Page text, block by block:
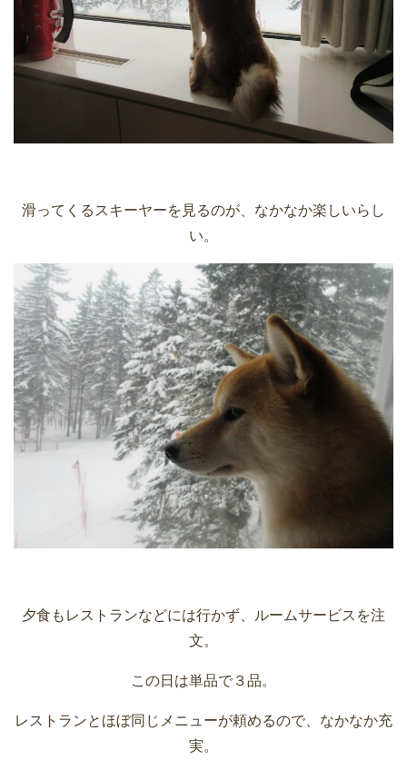
滑ってくるスキーヤーを見るのが、なかなか楽しいらし
い。
夕食もレストランなどには行かず、ルームサービスを注
文。
この日は単品で３品。
レストランとほぼ同じメニューが頼めるので、なかなか充
実。